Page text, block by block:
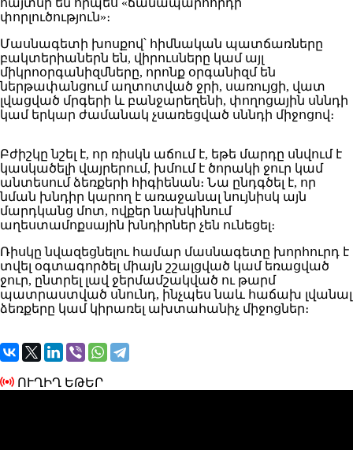
փորլուծություն»։
Մասնագետի խոսքով՝ հիմնական պատճառները
բակտերիաներն են, վիրուսները կամ այլ
միկրոօրգանիզմները, որոնք օրգանիզմ են
ներթափանցում աղտոտված ջրի, սառույցի, վատ
լվացված մրգերի և բանջարեղենի, փողոցային սննդի
կամ երկար ժամանակ չսառեցված սննդի միջոցով։
Բժիշկը նշել է, որ ռիսկն աճում է, եթե մարդը սնվում է
կասկածելի վայրերում, խմում է ծորակի ջուր կամ
անտեսում ձեռքերի հիգիենան։ Նա ընդգծել է, որ
նման խնդիր կարող է առաջանալ նույնիսկ այն
մարդկանց մոտ, ովքեր նախկինում
աղեստամոքսային խնդիրներ չեն ունեցել։
Ռիսկը նվազեցնելու համար մասնագետը խորհուրդ է
տվել օգտագործել միայն շշալցված կամ եռացված
ջուր, ընտրել լավ ջերմամշակված ու թարմ
պատրաստված սնունդ, ինչպես նաև հաճախ լվանալ
ձեռքերը կամ կիրառել ախտահանիչ միջոցներ։
ՈՒՂԻՂ ԵԹԵՐ